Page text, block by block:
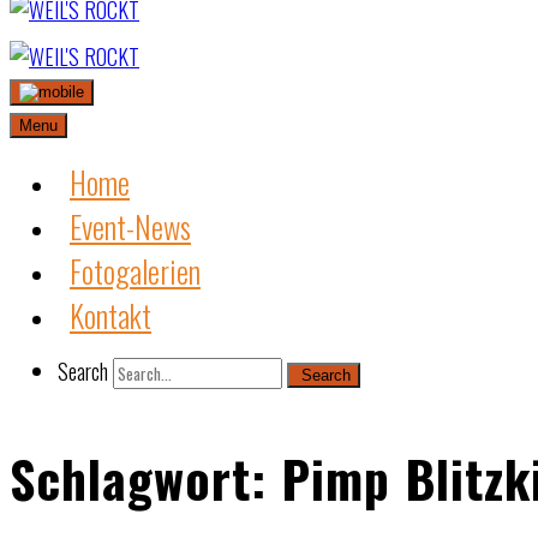
Skip
to
content
Menu
Home
Event-News
Fotogalerien
Kontakt
Search Search
Schlagwort: Pimp